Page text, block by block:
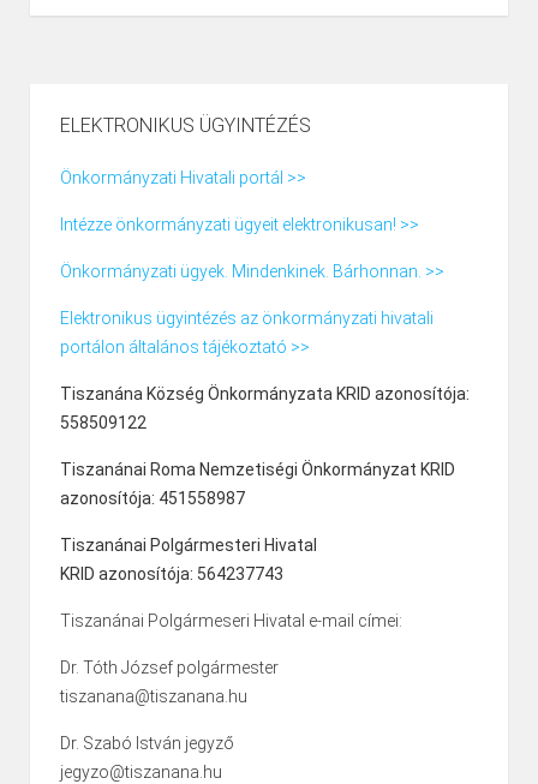
ELEKTRONIKUS ÜGYINTÉZÉS
Önkormányzati Hivatali portál >>
Intézze önkormányzati ügyeit elektronikusan! >>
Önkormányzati ügyek. Mindenkinek. Bárhonnan. >>
Elektronikus ügyintézés az önkormányzati hivatali
portálon általános tájékoztató >>
Tiszanána Község Önkormányzata KRID azonosítója:
558509122
Tiszanánai Roma Nemzetiségi Önkormányzat KRID
azonosítója: 451558987
Tiszanánai Polgármesteri Hivatal
KRID azonosítója: 564237743
Tiszanánai Polgármeseri Hivatal e-mail címei:
Dr. Tóth József polgármester
tiszanana@tiszanana.hu
Dr. Szabó István jegyző
jegyzo@tiszanana.hu